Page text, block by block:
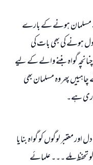
مسلمان ہونے کے بارے
ہونے کی بھی بات کی
گواہ بننے والے کے لیے
پھر وہ مسلمان بھی
ہے۔
معتبر لوگوں کو گواہ بنایا
تحفظ ملے ۔۔۔ علمائے